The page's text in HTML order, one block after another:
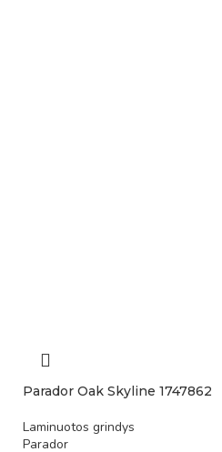
Parador Oak Skyline 1747862
Laminuotos grindys
Parador